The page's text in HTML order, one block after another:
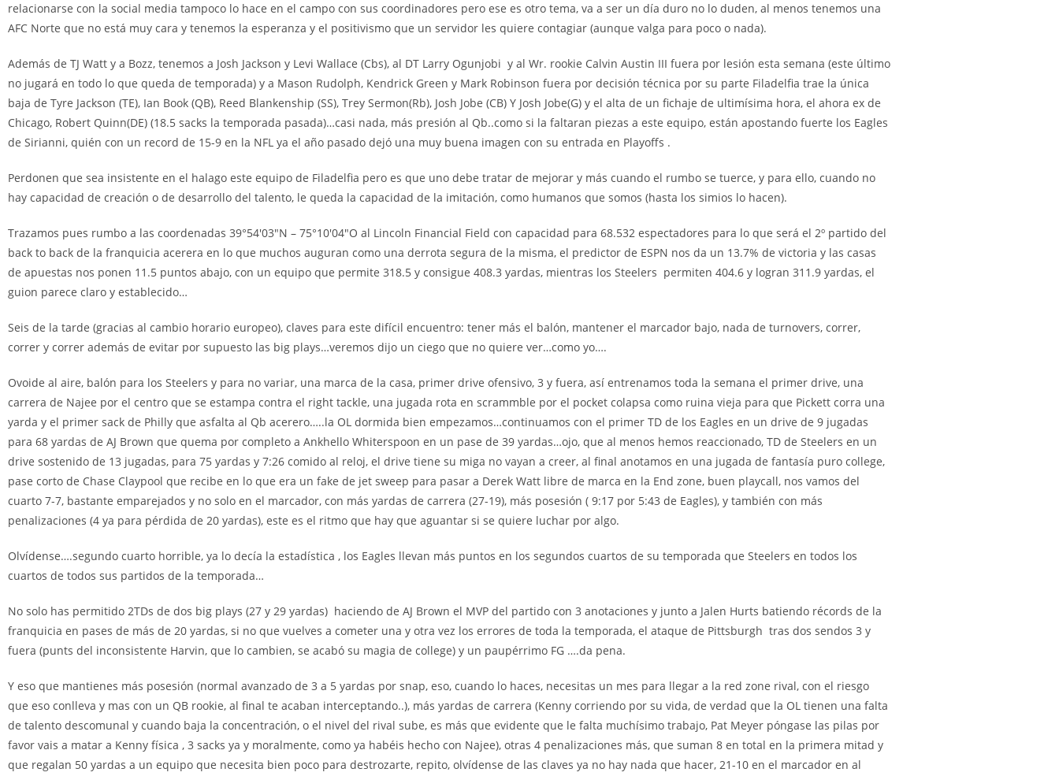
relacionarse con la social media tampoco lo hace en el campo con sus coordinadores pero ese es otro tema, va a ser un día duro no lo duden, al menos tenemos una
AFC Norte que no está muy cara y tenemos la esperanza y el positivismo que un servidor les quiere contagiar (aunque valga para poco o nada).
Además de TJ Watt y a Bozz, tenemos a Josh Jackson y Levi Wallace (Cbs), al DT Larry Ogunjobi y al Wr. rookie Calvin Austin III fuera por lesión esta semana (este último
no jugará en todo lo que queda de temporada) y a Mason Rudolph, Kendrick Green y Mark Robinson fuera por decisión técnica por su parte Filadelfia trae la única
baja de Tyre Jackson (TE), Ian Book (QB), Reed Blankenship (SS), Trey Sermon(Rb), Josh Jobe (CB) Y Josh Jobe(G) y el alta de un fichaje de ultimísima hora, el ahora ex de
Chicago, Robert Quinn(DE) (18.5 sacks la temporada pasada)…casi nada, más presión al Qb..como si la faltaran piezas a este equipo, están apostando fuerte los Eagles
de Sirianni, quién con un record de 15-9 en la NFL ya el año pasado dejó una muy buena imagen con su entrada en Playoffs .
Perdonen que sea insistente en el halago este equipo de Filadelfia pero es que uno debe tratar de mejorar y más cuando el rumbo se tuerce, y para ello, cuando no
hay capacidad de creación o de desarrollo del talento, le queda la capacidad de la imitación, como humanos que somos (hasta los simios lo hacen).
Trazamos pues rumbo a las coordenadas 39°54′03″N – 75°10′04″O al Lincoln Financial Field con capacidad para 68.532 espectadores para lo que será el 2º partido del
back to back de la franquicia acerera en lo que muchos auguran como una derrota segura de la misma, el predictor de ESPN nos da un 13.7% de victoria y las casas
de apuestas nos ponen 11.5 puntos abajo, con un equipo que permite 318.5 y consigue 408.3 yardas, mientras los Steelers permiten 404.6 y logran 311.9 yardas, el
guion parece claro y establecido…
Seis de la tarde (gracias al cambio horario europeo), claves para este difícil encuentro: tener más el balón, mantener el marcador bajo, nada de turnovers, correr,
correr y correr además de evitar por supuesto las big plays…veremos dijo un ciego que no quiere ver…como yo….
Ovoide al aire, balón para los Steelers y para no variar, una marca de la casa, primer drive ofensivo, 3 y fuera, así entrenamos toda la semana el primer drive, una
carrera de Najee por el centro que se estampa contra el right tackle, una jugada rota en scrammble por el pocket colapsa como ruina vieja para que Pickett corra una
yarda y el primer sack de Philly que asfalta al Qb acerero…..la OL dormida bien empezamos…continuamos con el primer TD de los Eagles en un drive de 9 jugadas
para 68 yardas de AJ Brown que quema por completo a Ankhello Whiterspoon en un pase de 39 yardas…ojo, que al menos hemos reaccionado, TD de Steelers en un
drive sostenido de 13 jugadas, para 75 yardas y 7:26 comido al reloj, el drive tiene su miga no vayan a creer, al final anotamos en una jugada de fantasía puro college,
pase corto de Chase Claypool que recibe en lo que era un fake de jet sweep para pasar a Derek Watt libre de marca en la End zone, buen playcall, nos vamos del
cuarto 7-7, bastante emparejados y no solo en el marcador, con más yardas de carrera (27-19), más posesión ( 9:17 por 5:43 de Eagles), y también con más
penalizaciones (4 ya para pérdida de 20 yardas), este es el ritmo que hay que aguantar si se quiere luchar por algo.
Olvídense….segundo cuarto horrible, ya lo decía la estadística , los Eagles llevan más puntos en los segundos cuartos de su temporada que Steelers en todos los
cuartos de todos sus partidos de la temporada…
No solo has permitido 2TDs de dos big plays (27 y 29 yardas) haciendo de AJ Brown el MVP del partido con 3 anotaciones y junto a Jalen Hurts batiendo récords de la
franquicia en pases de más de 20 yardas, si no que vuelves a cometer una y otra vez los errores de toda la temporada, el ataque de Pittsburgh tras dos sendos 3 y
fuera (punts del inconsistente Harvin, que lo cambien, se acabó su magia de college) y un paupérrimo FG ….da pena.
Y eso que mantienes más posesión (normal avanzado de 3 a 5 yardas por snap, eso, cuando lo haces, necesitas un mes para llegar a la red zone rival, con el riesgo
que eso conlleva y mas con un QB rookie, al final te acaban interceptando..), más yardas de carrera (Kenny corriendo por su vida, de verdad que la OL tienen una falta
de talento descomunal y cuando baja la concentración, o el nivel del rival sube, es más que evidente que le falta muchísimo trabajo, Pat Meyer póngase las pilas por
favor vais a matar a Kenny física , 3 sacks ya y moralmente, como ya habéis hecho con Najee), otras 4 penalizaciones más, que suman 8 en total en la primera mitad y
que regalan 50 yardas a un equipo que necesita bien poco para destrozarte, repito, olvídense de las claves ya no hay nada que hacer, 21-10 en el marcador en al